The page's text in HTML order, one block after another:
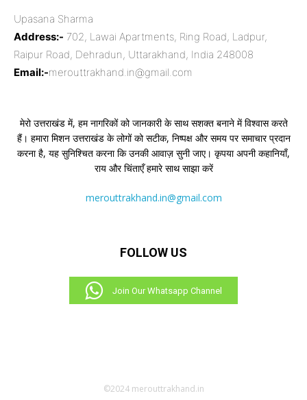
Upasana Sharma
Address:- 702, Lawai Apartments, Ring Road, Ladpur,
Raipur Road, Dehradun, Uttarakhand, India 248008
Email:-merouttrakhand.in@gmail.com
मेरो उत्तराखंड में, हम नागरिकों को जानकारी के साथ सशक्त बनाने में विश्वास करते
हैं। हमारा मिशन उत्तराखंड के लोगों को सटीक, निष्पक्ष और समय पर समाचार प्रदान
करना है, यह सुनिश्चित करना कि उनकी आवाज़ सुनी जाए। कृपया अपनी कहानियाँ,
राय और चिंताएँ हमारे साथ साझा करें
merouttrakhand.in@gmail.com
FOLLOW US
Join Our Whatsapp Channel
©2024 merouttrakhand.in